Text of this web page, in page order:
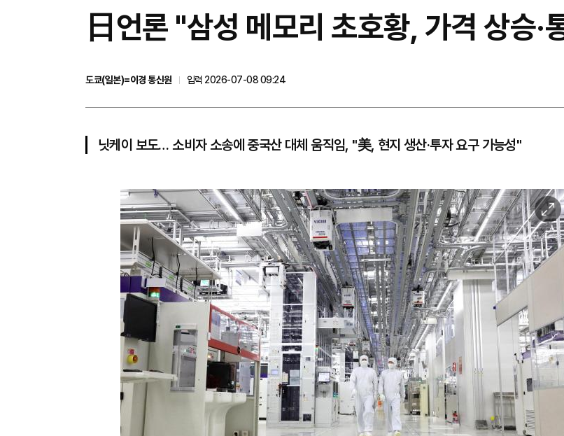
日언론 "삼성 메모리 초호황, 가격 상승·
도쿄(일본)=이경 통신원
입력 2026-07-08 09:24
닛케이 보도… 소비자 소송에 중국산 대체 움직임, "美, 현지 생산·투자 요구 가능성"
이
미
지
확